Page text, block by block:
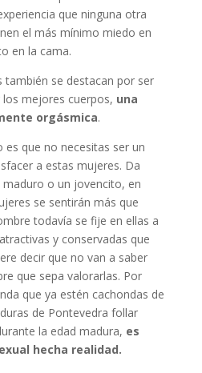
que ninguna otra
el más mínimo miedo en
en la cama.
se destacan por ser
mejores cuerpos, una
orgásmica.
que no necesitas ser un
a estas mujeres. Da
o un jovencito, en
se sentirán más que
todavía se fije en ellas a
y conservadas que
decir que no van a saber
que sepa valorarlas. Por
que ya estén cachondas de
de Pontevedra follar
la edad madura, es
hecha realidad.